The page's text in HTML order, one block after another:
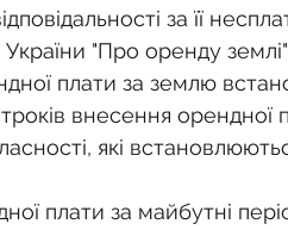
за її
України "Про оренду
плати за землю
внесення орендної
які
плати за майбутні